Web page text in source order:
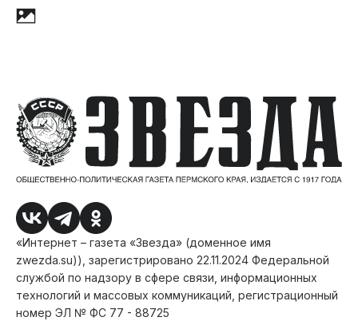
«Интернет – газета «Звезда» (доменное имя
zwezda.su)), зарегистрировано 22.11.2024 Федеральной
службой по надзору в сфере связи, информационных
технологий и массовых коммуникаций, регистрационный
номер ЭЛ № ФС 77 - 88725